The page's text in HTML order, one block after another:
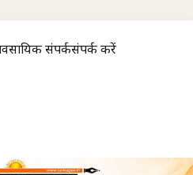
संपर्कसंपर्क करें